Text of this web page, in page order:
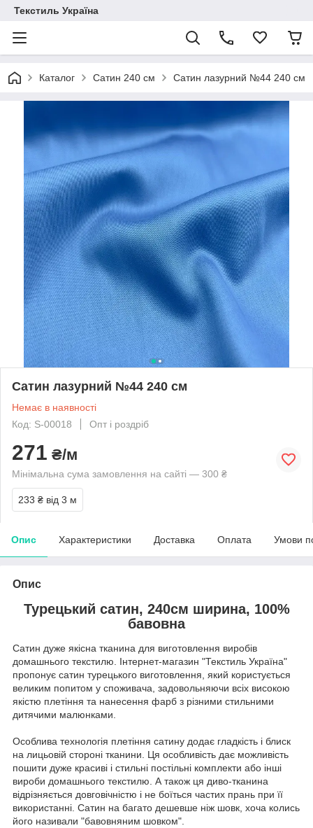
Текстиль Україна
Каталог Сатин 240 см Сатин лазурний №44 240 см
Сатин лазурний №44 240 см
Немає в наявності
Код: S-00018
Опт і роздріб
271 ₴/м
Мінімальна сума замовлення на сайті — 300 ₴
233 ₴ від 3 м
Опис Характеристики Доставка Оплата Умови
Опис
Турецький сатин, 240см ширина, 100%
бавовна
Сатин дуже якісна тканина для виготовлення виробів
домашнього текстилю. Інтернет-магазин "Текстиль Україна"
пропонує сатин турецького виготовлення, який користується
великим попитом у споживача, задовольняючи всіх високою
якістю плетіння та нанесення фарб з різними стильними
дитячими малюнками.
Особлива технологія плетіння сатину додає гладкість і блиск
на лицьовій стороні тканини. Ця особливість дає можливість
пошити дуже красиві і стильні постільні комплекти або інші
вироби домашнього текстилю. А також ця диво-тканина
відрізняється довговічністю і не боїться частих прань при її
використанні. Сатин на багато дешевше ніж шовк, хоча колись
його називали "бавовняним шовком".